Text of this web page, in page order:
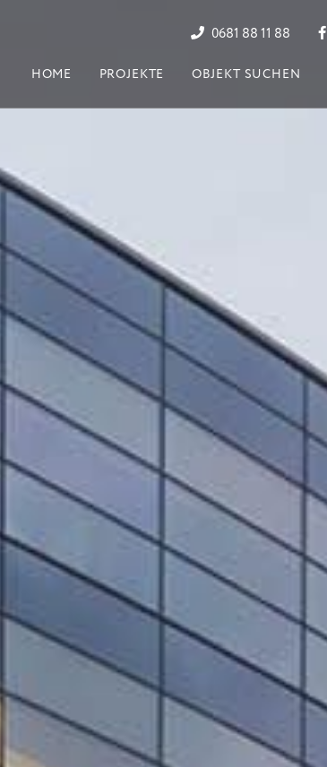
0681 88 11 88
HOME PROJEKTE OBJEKT SUCHEN